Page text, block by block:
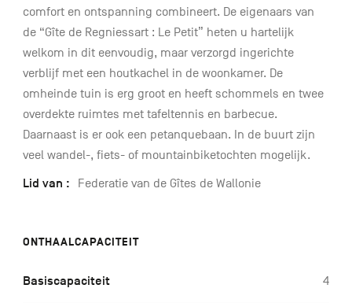
comfort en ontspanning combineert. De eigenaars van
de “Gîte de Regniessart : Le Petit” heten u hartelijk
welkom in dit eenvoudig, maar verzorgd ingerichte
verblijf met een houtkachel in de woonkamer. De
omheinde tuin is erg groot en heeft schommels en twee
overdekte ruimtes met tafeltennis en barbecue.
Daarnaast is er ook een petanquebaan. In de buurt zijn
veel wandel-, fiets- of mountainbiketochten mogelijk.
Lid van : Federatie van de Gîtes de Wallonie
ONTHAALCAPACITEIT
Basiscapaciteit 4